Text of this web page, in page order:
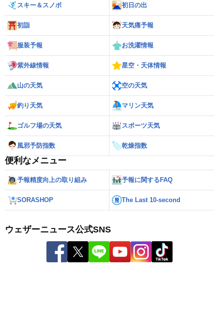
スキー＆スノボ 初日の出
初詣 天気痛予報
服装予報 お洗濯情報
紫外線情報 星空・天体情報
山の天気 空の天気
釣り天気 マリン天気
ゴルフ場の天気 スポーツ天気
風邪予防指数 乾燥指数
便利なメニュー
予報精度向上の取り組み 予報に関するFAQ
SORASHOP The Last 10-second
ウェザーニュース公式SNS